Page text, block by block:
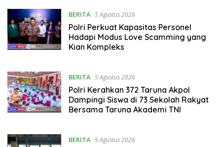
BERITA 5 Agustus 2026
Polri Perkuat Kapasitas Personel
Hadapi Modus Love Scamming yang
Kian Kompleks
BERITA 5 Agustus 2026
Polri Kerahkan 372 Taruna Akpol
Dampingi Siswa di 73 Sekolah Rakyat
Bersama Taruna Akademi TNI
BERITA 5 Agustus 2026